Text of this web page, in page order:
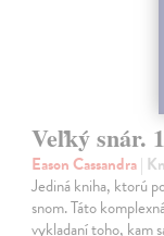
Veľký snár.
Eason Cassandra|
Jediná kniha, ktorú
snom. Táto
vykladaní toho, kam